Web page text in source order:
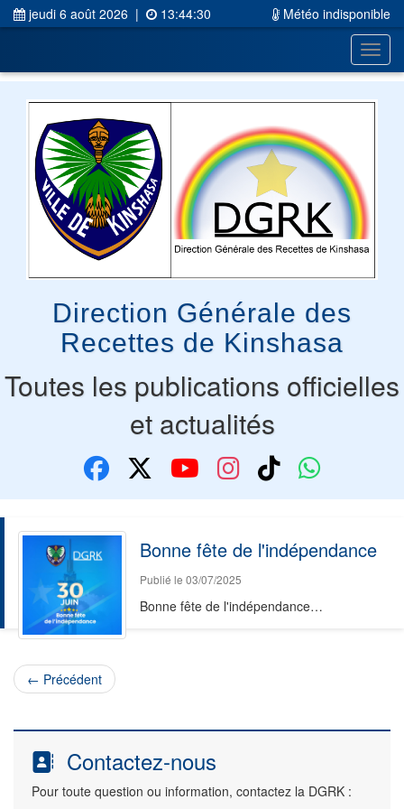
jeudi 6 août 2026 | 13:44:30 Météo indisponible
Direction Générale des
Recettes de Kinshasa
Toutes les publications officielles
et actualités
Bonne fête de l'indépendance
Publié le 03/07/2025
Bonne fête de l'indépendance…
← Précédent
Contactez-nous
Pour toute question ou information, contactez la DGRK :